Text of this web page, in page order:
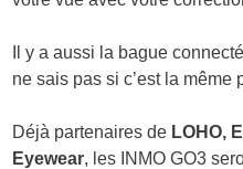
Il y a aussi la bague
ne sais pas si c’est la même
Déjà partenaires de LOHO,
Eyewear, les INMO GO3